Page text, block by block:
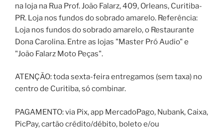
na loja na Rua Prof. João Falarz, 409, Orleans, Curitiba-
PR. Loja nos fundos do sobrado amarelo. Referência:
Loja nos fundos do sobrado amarelo, o Restaurante
Dona Carolina. Entre as lojas "Master Pró Audio" e
"João Falarz Moto Peças".
ATENÇÃO: toda sexta-feira entregamos (sem taxa) no
centro de Curitiba, só combinar.
PAGAMENTO: via Pix, app MercadoPago, Nubank, Caixa,
PicPay, cartão crédito/débito, boleto e/ou